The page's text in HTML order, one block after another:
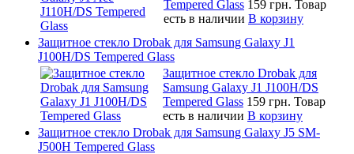
Tempered Glass 159 грн. Товар
есть в наличии В корзину
Защитное стекло Drobak для Samsung Galaxy J1
J100H/DS Tempered Glass
Защитное стекло Drobak для
Samsung Galaxy J1 J100H/DS
Tempered Glass 159 грн. Товар
есть в наличии В корзину
Защитное стекло Drobak для Samsung Galaxy J5 SM-
J500H Tempered Glass